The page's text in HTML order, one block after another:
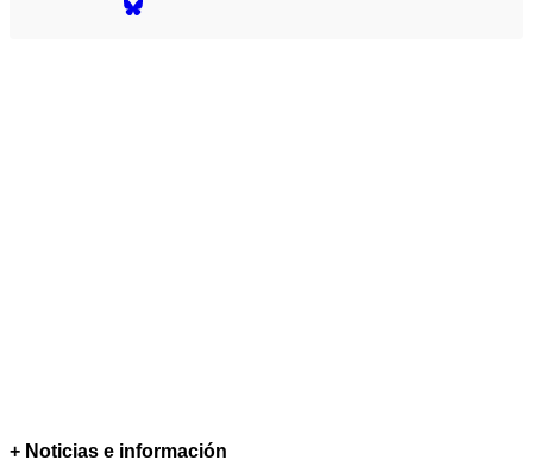
+ Noticias e información